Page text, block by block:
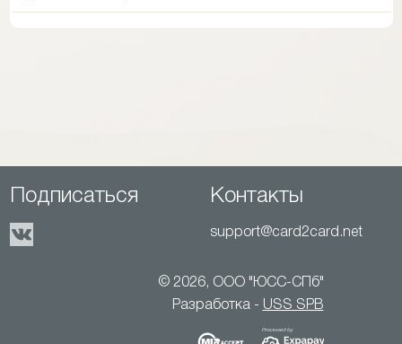
Подписаться Контакты
support@card2card.net
© 2026, ООО "ЮСС-СПб"
Разработка - USS SPB